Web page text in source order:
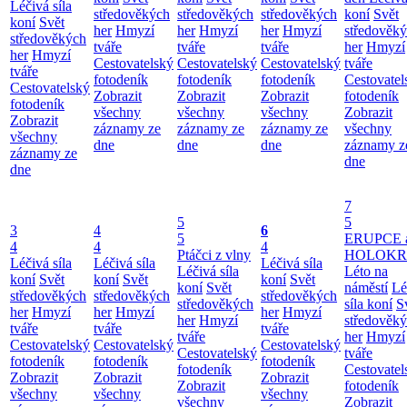
Léčivá síla
koní Svět
středověkých
her Hmyzí
tváře
Cestovatelský
fotodeník
Zobrazit
všechny
záznamy ze
dne
středověkých
her Hmyzí
tváře
Cestovatelský
fotodeník
Zobrazit
všechny
záznamy ze
dne
středověkých
her Hmyzí
tváře
Cestovatelský
fotodeník
Zobrazit
všechny
záznamy ze
dne
středověkých
her Hmyzí
tváře
Cestovatelský
fotodeník
Zobrazit
všechny
záznamy ze
dne
koní Svět
her Hmyzí
tváře
fotodeník
Zobrazit
všechny
záznamy
dne
3
4
Léčivá síla
koní Svět
středověkých
her Hmyzí
tváře
Cestovatelský
fotodeník
Zobrazit
všechny
4
4
Léčivá síla
koní Svět
středověkých
her Hmyzí
tváře
Cestovatelský
fotodeník
Zobrazit
všechny
5
5
Ptáčci z vlny
Léčivá síla
koní Svět
středověkých
her Hmyzí
tváře
Cestovatelský
fotodeník
Zobrazit
všechny
6
4
Léčivá síla
koní Svět
středověkých
her Hmyzí
tváře
Cestovatelský
fotodeník
Zobrazit
všechny
7
5
ERUPCE
Léto na
náměstí
síla koní
her Hmyzí
tváře
fotodeník
Zobrazit